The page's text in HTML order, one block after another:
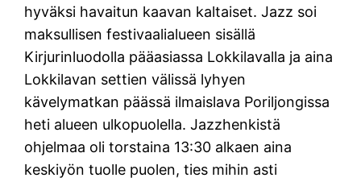
hyväksi havaitun kaavan kaltaiset. Jazz soi
maksullisen festivaalialueen sisällä
Kirjurinluodolla pääasiassa Lokkilavalla ja aina
Lokkilavan settien välissä lyhyen
kävelymatkan päässä ilmaislava Poriljongissa
heti alueen ulkopuolella. Jazzhenkistä
ohjelmaa oli torstaina 13:30 alkaen aina
keskiyön tuolle puolen, ties mihin asti